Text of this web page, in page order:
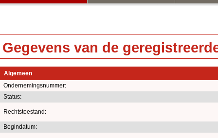
Gegevens van de
Algemeen
Ondernemingsnummer:
Status:
Rechtstoestand:
Begindatum: